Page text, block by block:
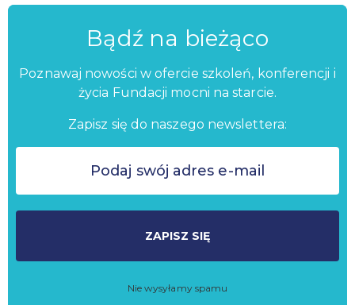
Bądź na bieżąco
Poznawaj nowości w ofercie szkoleń, konferencji i
życia Fundacji mocni na starcie.
Zapisz się do naszego newslettera:
ZAPISZ SIĘ
Nie wysyłamy spamu